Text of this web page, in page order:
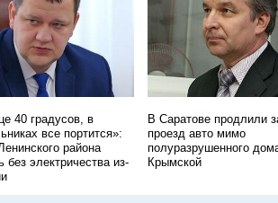
40 градусов, в
все портится»:
района
без электричества из-
В Саратове продлили
проезд авто мимо
полуразрушенного
Крымской